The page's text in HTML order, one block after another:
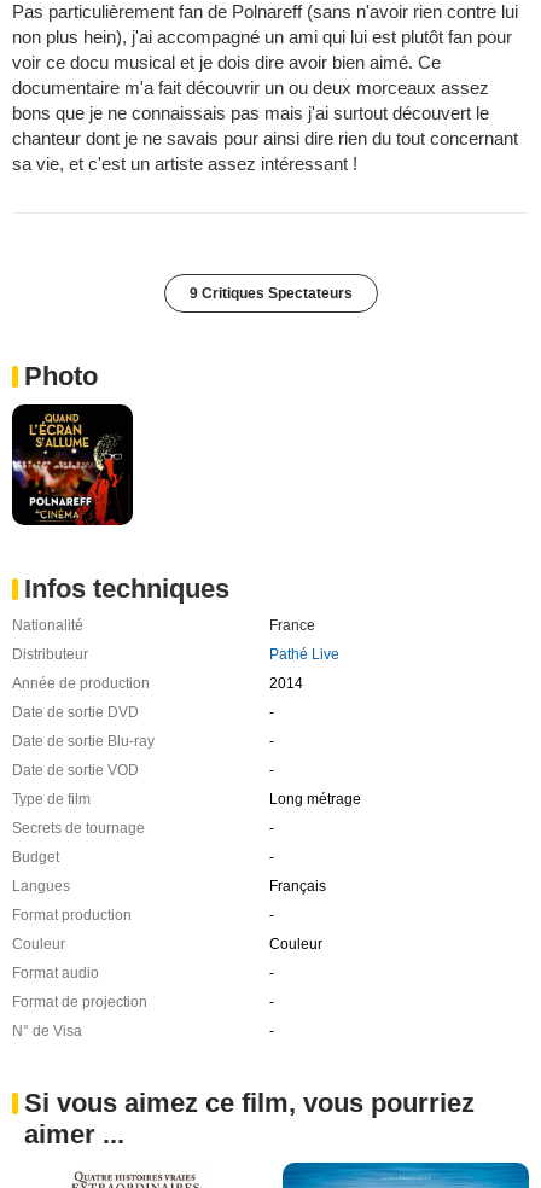
Pas particulièrement fan de Polnareff (sans n'avoir rien contre lui
non plus hein), j'ai accompagné un ami qui lui est plutôt fan pour
voir ce docu musical et je dois dire avoir bien aimé. Ce
documentaire m'a fait découvrir un ou deux morceaux assez
bons que je ne connaissais pas mais j'ai surtout découvert le
chanteur dont je ne savais pour ainsi dire rien du tout concernant
sa vie, et c'est un artiste assez intéressant !
9 Critiques Spectateurs
Photo
Infos techniques
Nationalité
France
Distributeur
Pathé Live
Année de production
2014
Date de sortie DVD
-
Date de sortie Blu-ray
-
Date de sortie VOD
-
Type de film
Long métrage
Secrets de tournage
-
Budget
-
Langues
Français
Format production
-
Couleur
Couleur
Format audio
-
Format de projection
-
N° de Visa
-
Si vous aimez ce film, vous pourriez
aimer ...